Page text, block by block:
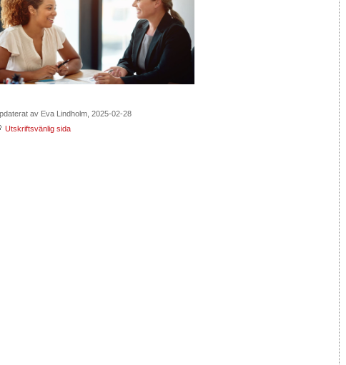
av Eva Lindholm, 2025-02-28
Utskriftsvänlig sida